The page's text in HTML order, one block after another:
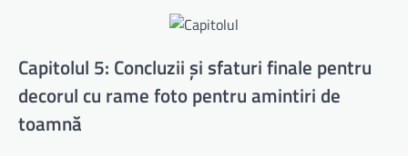
Capitolul 5: Concluzii și sfaturi finale pentru
decorul cu rame foto pentru amintiri de
toamnă